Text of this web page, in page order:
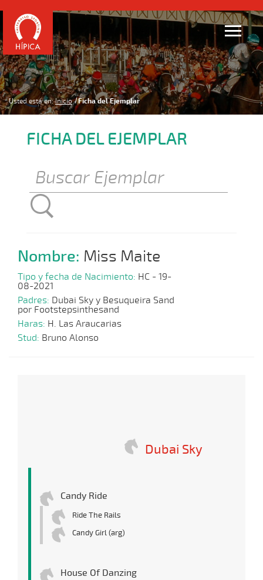
Usted está en: Inicio Ficha del Ejemplar
FICHA DEL EJEMPLAR
Nombre: Miss Maite
Tipo y fecha de Nacimiento: HC - 19-
08-2021
Padres: Dubai Sky y Besuqueira Sand
por Footstepsinthesand
Haras: H. Las Araucarias
Stud: Bruno Alonso
Dubai Sky
Candy Ride
Ride The Rails
Candy Girl (arg)
House Of Danzing